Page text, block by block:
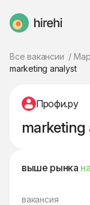
HireHi
Все вакансии
marketing analyst
Профи.ру
marketing
выше рынка
вакансия